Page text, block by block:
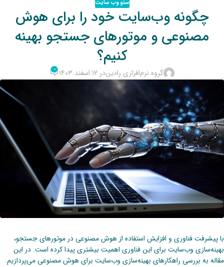
سئو وب سایت
چگونه وب‌سایت خود را برای هوش
مصنوعی و موتورهای جستجو بهینه
کنیم؟
گروه نرم‌افزاری رادیندر ۱۲ اسفند ۱۴۰۳ ۰
با پیشرفت فناوری و افزایش استفاده از هوش مصنوعی در موتورهای جستجو،
بهینه‌سازی وب‌سایت برای این فناوری اهمیت بیشتری پیدا کرده است. در این
مقاله به بررسی راهکارهای بهینه‌سازی وب‌سایت برای هوش مصنوعی می‌پردازیم.